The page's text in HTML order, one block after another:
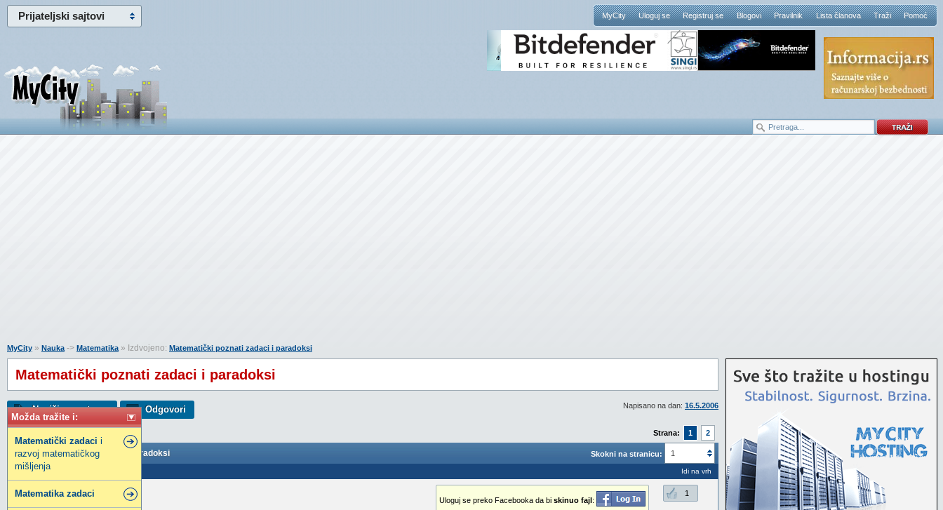
Prijateljski sajtovi MyCity Uloguj se Registruj se Blogovi Pravilnik Lista članova Traži Pomoć
Možda tražite i:
Matematički zadaci i
razvoj matematičkog
mišljenja
Matematika zadaci
MyCity » Nauka-> Matematika» Izdvojeno: Matematički poznati zadaci i paradoksi
Matematički poznati zadaci i paradoksi
Napisano na dan: 16.5.2006
Napiši novu temu Odgovori
Strana: 1 2
Skokni na stranicu: 1
Matematički poznati zadaci i paradoksi
Poslao: 16 Maj 2006 21:36 Idi na vrh
Duksy
1
Uloguj se preko Facebooka da bi skinuo fajl: